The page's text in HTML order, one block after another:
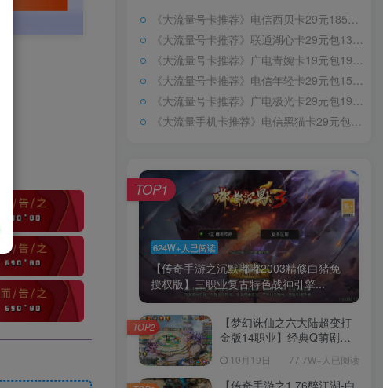
《大流量号卡推荐》电信西贝卡29元185G【发全国】
《大流量号卡推荐》联通湖心卡29元包139G通用+100分钟
《大流量号卡推荐》广电青婉卡19元包192G通用+通话0.15元/分钟
《大流量号卡推荐》电信年轻卡29元包155G通用+30G定向+100分钟通话
《大流量号卡推荐》广电极光卡29元包192G通用+通话0.15元/分钟
《大流量手机卡推荐》电信黑猫卡29元包155G通用+30G定向+通话0.1元/分钟
624W+人已阅读
【传奇手游之沉默嘟嘟2003精修白猪免
授权版】三职业复古特色战神引擎...
TOP1
【梦幻诛仙之六大陆超变打
金版14职业】经典Q萌剧情
Linux服务端源码视频架设教
程-新版多功能GM网页后台
10月19日 77.7W+人已阅读
TOP2
【传奇手游之1.76醉江湖-白